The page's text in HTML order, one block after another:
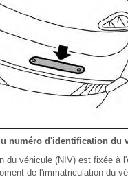
numéro d'identification du
du véhicule (NIV) est fixée à
de l'immatriculation du